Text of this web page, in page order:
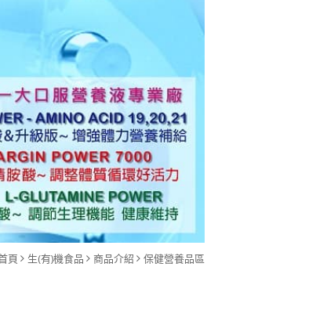
頁 生(有)機食品 商品介紹 保健營養品區